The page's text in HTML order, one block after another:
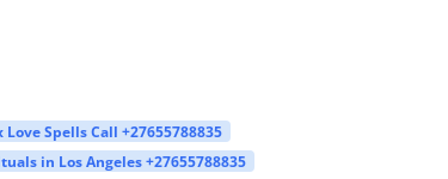
Love Spells Call +27655788835
in Los Angeles +27655788835